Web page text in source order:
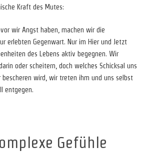
Kraft des Mutes:
wir Angst haben, machen wir die
erlebten Gegenwart. Nur im Hier und Jetzt
des Lebens aktiv begegnen. Wir
oder scheitern, doch welches Schicksal uns
bescheren wird, wir treten ihm und uns selbst
entgegen.
Gefühle